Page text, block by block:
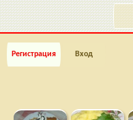
Регистрация Вход